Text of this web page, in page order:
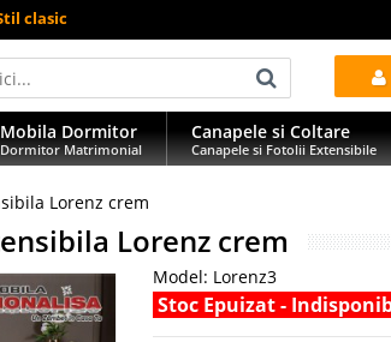
clasic
Mobila Dormitor
Dormitor Matrimonial
Canapele si Coltare
Canapele si Fotolii Extensibile
Lorenz crem
Lorenz crem
Model: Lorenz3
Stoc Epuizat -